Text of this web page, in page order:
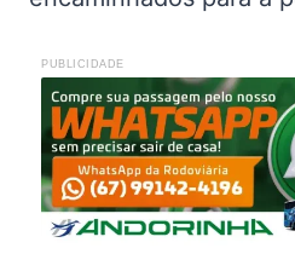
PUBLICIDADE